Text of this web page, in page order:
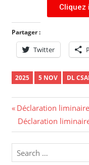
Cliquez
Partager :
Twitter
2025 5 NOV DL
Déclaration
Déclaration